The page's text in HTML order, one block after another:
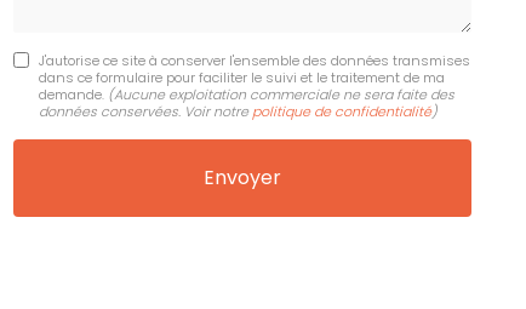
J'autorise ce site à conserver l'ensemble des données transmises
dans ce formulaire pour faciliter le suivi et le traitement de ma
demande. (Aucune exploitation commerciale ne sera faite des
données conservées. Voir notre politique de confidentialité)